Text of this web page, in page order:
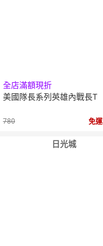
全店滿額現折
美國隊長系列英雄內戰長T
780 免運
日光城